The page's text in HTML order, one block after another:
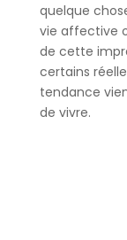
quelque
vie affective
de cette
certains
tendance
de vivre.